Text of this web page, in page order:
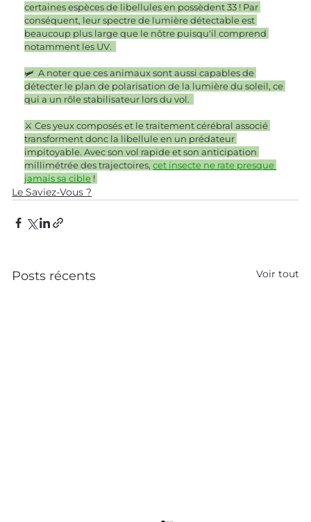
certaines espèces de libellules en possèdent 33 ! Par
conséquent, leur spectre de lumière détectable est
beaucoup plus large que le nôtre puisqu'il comprend
notamment les UV.
🛩  A noter que ces animaux sont aussi capables de
détecter le plan de polarisation de la lumière du soleil, ce
qui a un rôle stabilisateur lors du vol.
⚔️ Ces yeux composés et le traitement cérébral associé
transforment donc la libellule en un prédateur
impitoyable. Avec son vol rapide et son anticipation
millimétrée des trajectoires, cet insecte ne rate presque
jamais sa cible !
Le Saviez-Vous ?
Posts récents Voir tout